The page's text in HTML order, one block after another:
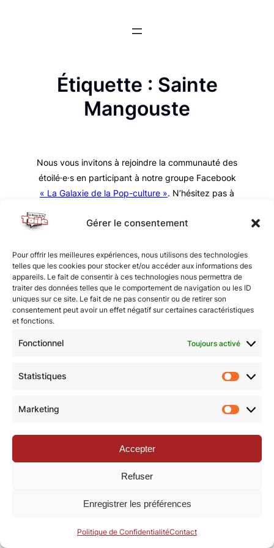
Gérer le consentement
Pour offrir les meilleures expériences, nous utilisons des technologies
telles que les cookies pour stocker et/ou accéder aux informations des
appareils. Le fait de consentir à ces technologies nous permettra de
traiter des données telles que le comportement de navigation ou les ID
uniques sur ce site. Le fait de ne pas consentir ou de retirer son
consentement peut avoir un effet négatif sur certaines caractéristiques
et fonctions.
Fonctionnel Toujours activé
Statistiques
Marketing
Accepter
Refuser
Enregistrer les préférences
Politique de ConfidentialitéContact
Étiquette : Sainte
Mangouste
Nous vous invitons à rejoindre la communauté des
étoilé·e·s en participant à notre groupe Facebook
« La Galaxie de la Pop-culture ». N’hésitez pas à
© Revue de la Toile 2018 – 2026 | Thème Mesa WPEX par
WPExplorer